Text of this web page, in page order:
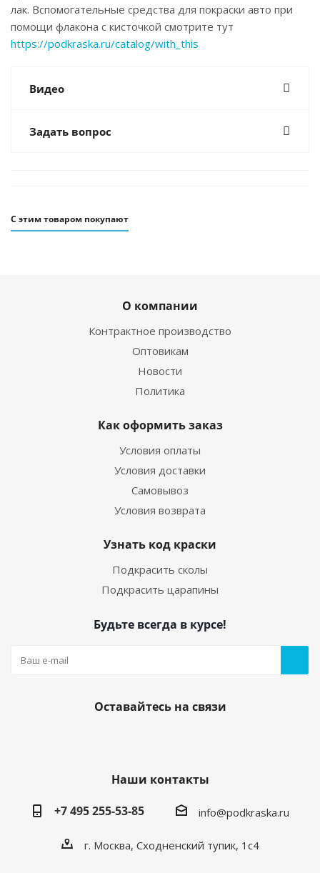
лак. Вспомогательные средства для покраски авто при
помощи флакона с кисточкой смотрите тут
https://podkraska.ru/catalog/with_this
Видео
Задать вопрос
С этим товаром покупают
О компании
Контрактное производство
Оптовикам
Новости
Политика
Как оформить заказ
Условия оплаты
Условия доставки
Самовывоз
Условия возврата
Узнать код краски
Подкрасить сколы
Подкрасить царапины
Будьте всегда в курсе!
Оставайтесь на связи
Наши контакты
+7 495 255-53-85
info@podkraska.ru
г. Москва, Сходненский тупик, 1с4